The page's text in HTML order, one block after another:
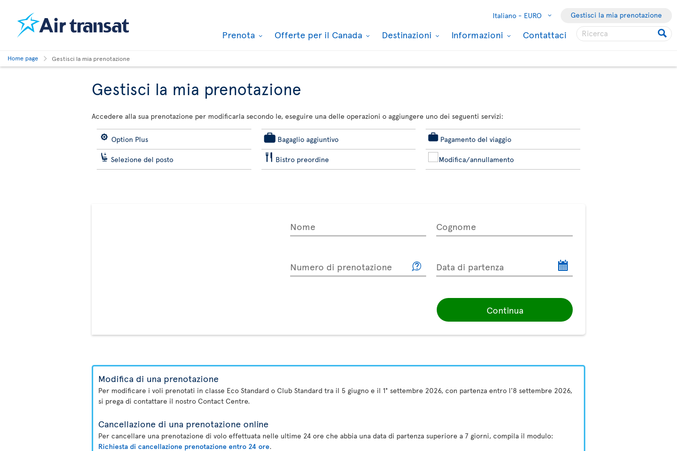
Italiano - EURO Gestisci la mia prenotazione
Prenota Offerte per il Canada Destinazioni Informazioni Contattaci
Home page Gestisci la mia prenotazione
Gestisci la mia prenotazione
Accedere alla sua prenotazione per modificarla secondo le, eseguire una delle operazioni o aggiungere uno dei seguenti servizi:
Option Plus Bagaglio aggiuntivo Pagamento del viaggio
Selezione del posto Bistro preordine Modifica/annullamento
Nome Cognome
Numero di prenotazione Data di partenza
Continua
Modifica di una prenotazione
Per modificare i voli prenotati in classe Eco Standard o Club Standard tra il 5 giugno e il 1° settembre 2026, con partenza entro l'8 settembre 2026,
si prega di contattare il nostro Contact Centre.
Cancellazione di una prenotazione online
Per cancellare una prenotazione di volo effettuata nelle ultime 24 ore che abbia una data di partenza superiore a 7 giorni, compila il modulo:
Richiesta di cancellazione prenotazione entro 24 ore.